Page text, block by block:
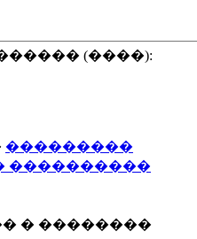
(����):
���������
����������
� ��������